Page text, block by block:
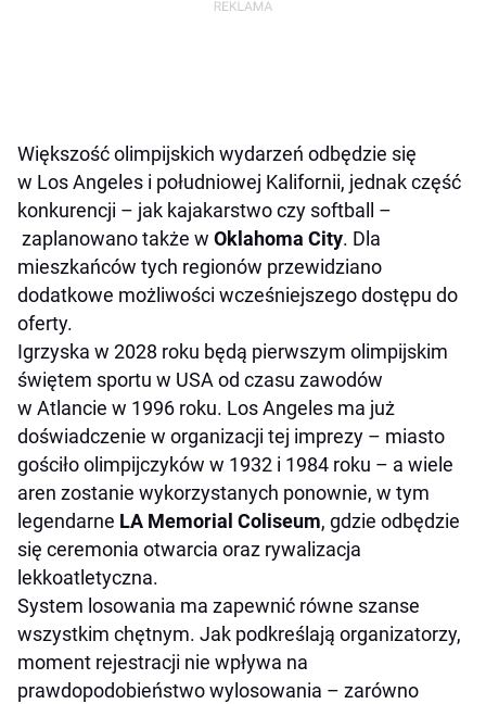
Większość olimpijskich wydarzeń odbędzie się
w Los Angeles i południowej Kalifornii, jednak część
konkurencji – jak kajakarstwo czy softball –
zaplanowano także w Oklahoma City. Dla
mieszkańców tych regionów przewidziano
dodatkowe możliwości wcześniejszego dostępu do
oferty.
Igrzyska w 2028 roku będą pierwszym olimpijskim
świętem sportu w USA od czasu zawodów
w Atlancie w 1996 roku. Los Angeles ma już
doświadczenie w organizacji tej imprezy – miasto
gościło olimpijczyków w 1932 i 1984 roku – a wiele
aren zostanie wykorzystanych ponownie, w tym
legendarne LA Memorial Coliseum, gdzie odbędzie
się ceremonia otwarcia oraz rywalizacja
lekkoatletyczna.
System losowania ma zapewnić równe szanse
wszystkim chętnym. Jak podkreślają organizatorzy,
moment rejestracji nie wpływa na
prawdopodobieństwo wylosowania – zarówno